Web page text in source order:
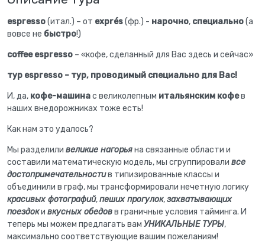
espresso(итал.) – от exprés(фр.) - нарочно, специально(а
вовсе не быстро!)
coffeeespresso – «кофе, сделанный для Вас здесь и сейчас»
тур espresso – тур, проводимый специально для Вас!
И, да, кофе-машинас великолепным итальянским кофев
наших внедорожниках тоже есть!
Как нам это удалось?
Мы разделили великие нагорьяна связанные области и
составили математическую модель, мы сгруппировали все
достопримечательностив типизированные классы и
объединили в граф, мы трансформировали нечетную логику
красивых фотографий,пеших прогулок,захватывающих
поездоки вкусных обедовв граничные условия тайминга. И
теперь мы можем предлагать вам УНИКАЛЬНЫЕ ТУРЫ,
максимально соответствующие вашим пожеланиям!